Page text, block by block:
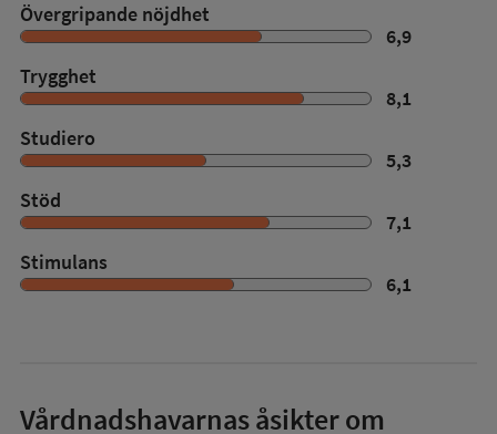
Övergripande nöjdhet
6,9
Trygghet
8,1
Studiero
5,3
Stöd
7,1
Stimulans
6,1
Vårdnadshavarnas åsikter om